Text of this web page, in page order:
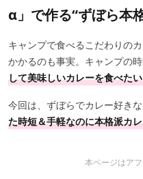
α」で作る“ずぼら本
キャンプで食べるこだわりの
かかるのも事実。キャンプの
して美味しいカレーを食べたい
今回は、ずぼらでカレー好きな
た時短＆手軽なのに本格派カ
本ページはア